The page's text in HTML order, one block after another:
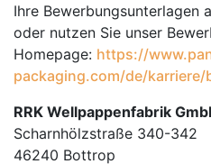
Ihre Bewerbungsunterlagen
oder nutzen Sie unser
Homepage: https://
packaging.com/de/
RRK Wellpappenfabrik
Scharnhölzstraße 340-342
46240 Bottrop